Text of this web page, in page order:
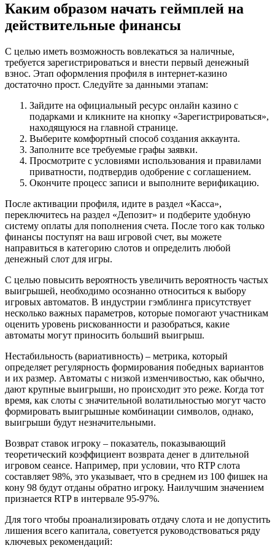
Каким образом начать геймплей на
действительные финансы
С целью иметь возможность вовлекаться за наличные,
требуется зарегистрироваться и внести первый денежный
взнос. Этап оформления профиля в интернет-казино
достаточно прост. Следуйте за данными этапам:
Зайдите на официальный ресурс онлайн казино с
подарками и кликните на кнопку «Зарегистрироваться»,
находящуюся на главной странице.
Выберите комфортный способ создания аккаунта.
Заполните все требуемые графы заявки.
Просмотрите с условиями использования и правилами
приватности, подтвердив одобрение с соглашением.
Окончите процесс записи и выполните верификацию.
После активации профиля, идите в раздел «Касса»,
переключитесь на раздел «Депозит» и подберите удобную
систему оплаты для пополнения счета. После того как только
финансы поступят на ваш игровой счет, вы можете
направиться в категорию слотов и определить любой
денежный слот для игры.
С целью повысить вероятность увеличить вероятность частых
выигрышей, необходимо осознанно относиться к выбору
игровых автоматов. В индустрии гэмблинга присутствует
несколько важных параметров, которые помогают участникам
оценить уровень рискованности и разобраться, какие
автоматы могут приносить больший выигрыш.
Нестабильность (вариативность) – метрика, который
определяет регулярность формирования победных вариантов
и их размер. Автоматы с низкой изменчивостью, как обычно,
дают крупные выигрыши, но происходит это реже. Когда тот
время, как слоты с значительной волатильностью могут часто
формировать выигрышные комбинации символов, однако,
выигрыши будут незначительными.
Возврат ставок игроку – показатель, показывающий
теоретический коэффициент возврата денег в длительной
игровом сеансе. Например, при условии, что RTP слота
составляет 98%, это указывает, что в среднем из 100 фишек на
кону 98 будут отданы обратно игроку. Наилучшим значением
признается RTP в интервале 95-97%.
Для того чтобы проанализировать отдачу слота и не допустить
лишения всего капитала, советуется руководствоваться ряду
ключевых рекомендаций: